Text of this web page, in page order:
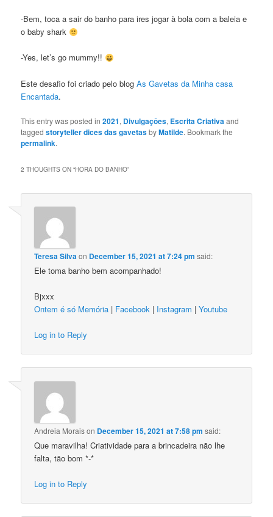
-Bem, toca a sair do banho para ires jogar à bola com a baleia e
o baby shark
-Yes, let’s go mummy!!
Este desafio foi criado pelo blogAs Gavetas da Minha casa
Encantada.
This entry was posted in2021, Divulgaçōes, Escrita Criativaand
taggedstoryteller dices das gavetasbyMatilde. Bookmark the
permalink.
2 THOUGHTS ON “HORA DO BANHO”
Teresa Silvaon December 15, 2021 at 7:24 pm said:
Ele toma banho bem acompanhado!
Bjxxx
Ontem é só Memória | Facebook | Instagram |Youtube
Log in to Reply
Andreia Moraison December 15, 2021 at 7:58 pm said:
Que maravilha! Criatividade para a brincadeira não lhe
falta, tão bom *-*
Log in to Reply